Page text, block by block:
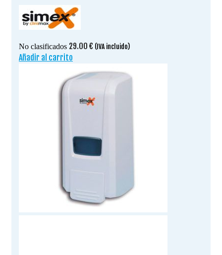
No clasificados 29.00 € (IVA incluido)
Añadir al carrito